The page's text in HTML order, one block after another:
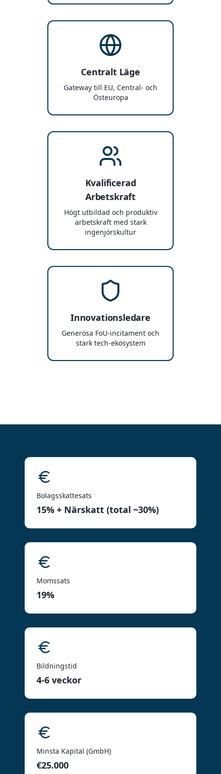
Centralt Läge
Gateway till EU, Central- och
Östeuropa
Kvalificerad
Arbetskraft
Högt utbildad och produktiv
arbetskraft med stark
ingenjörskultur
Innovationsledare
Generösa FoU-incitament och
stark tech-ekosystem
Bolagsskattesats
15% + Närskatt (total ~30%)
Momssats
19%
Bildningstid
4-6 veckor
Minsta Kapital (GmbH)
€25.000